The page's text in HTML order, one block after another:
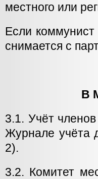
местного или
Если
снимается с
В
3.1. Учёт
Журнале учёта
2).
3.2. Комитет